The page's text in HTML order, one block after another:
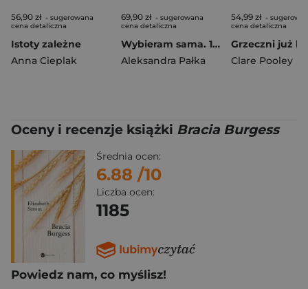
56,90 zł - sugerowana
cena detaliczna
Istoty zależne
Anna Cieplak
69,90 zł - sugerowana
cena detaliczna
Wybieram sama. 10 historii o wolności i tworzeniu pięknego życia
Aleksandra Pałka
54,99 zł -
cena detaliczna
Clare Pooley
Oceny i recenzje książki Bracia Burgess
Średnia ocen:
6.88 /10
Liczba ocen:
1185
Powiedz nam, co myślisz!